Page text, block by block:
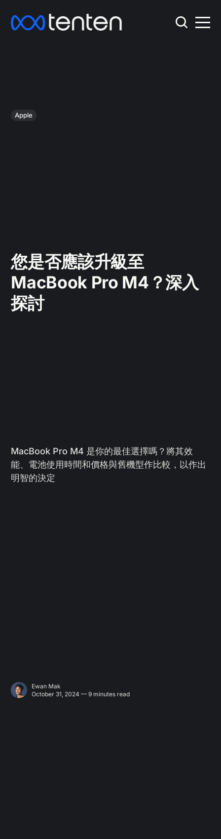
Apple
您是否應該升級至
MacBook Pro M4？深入
探討
MacBook Pro M4 是你的最佳選擇嗎？將其效
能、電池使用時間和價格與舊機型作比較，以作出
明智的決定
Ewan Mak
October 31, 2024 — 9 minutes read